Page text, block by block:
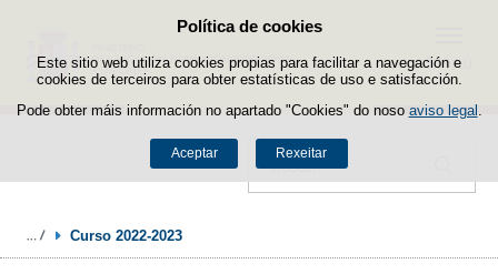
Política de cookies
Este sitio web utiliza cookies propias para facilitar a navegación e
cookies de terceiros para obter estatísticas de uso e satisfacción.
Pode obter máis información no apartado "Cookies" do noso aviso legal
Aceptar Rexeitar
Saltar ao contido
Buscador
Menú
Curso 2022-2023